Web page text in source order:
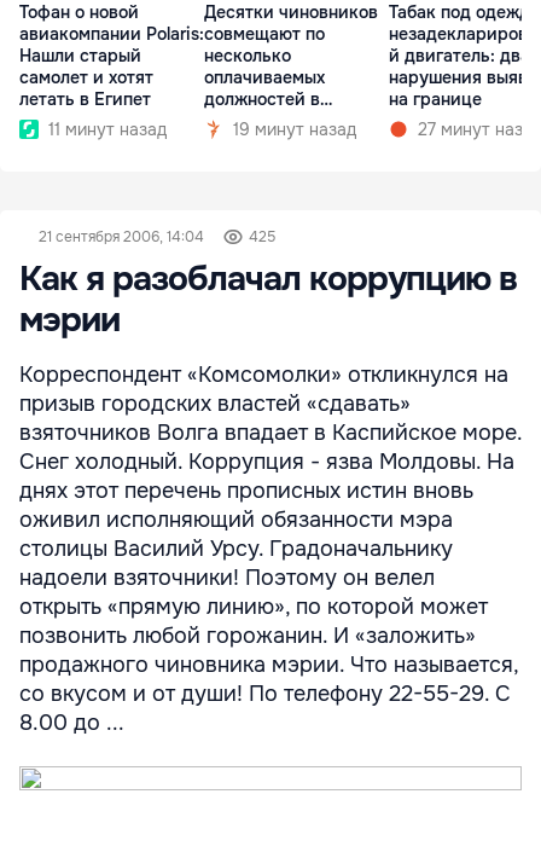
Тофан о новой
авиакомпании Polaris:
Нашли старый
самолет и хотят
летать в Египет
11 минут назад
Десятки чиновников
совмещают по
несколько
оплачиваемых
должностей в
госкомпаниях
19 минут назад
Табак под
й двигатель: два
нарушения
на границе
27 минут назад
21 сентября 2006, 14:04 425
Как я разоблачал коррупцию в
мэрии
Корреспондент «Комсомолки» откликнулся на
призыв городских властей «сдавать»
взяточников Волга впадает в Каспийское море.
Снег холодный. Коррупция - язва Молдовы. На
днях этот перечень прописных истин вновь
оживил исполняющий обязанности мэра
столицы Василий Урсу. Градоначальнику
надоели взяточники! Поэтому он велел
открыть «прямую линию», по которой может
позвонить любой горожанин. И «заложить»
продажного чиновника мэрии. Что называется,
со вкусом и от души! По телефону 22-55-29. С
8.00 до ...